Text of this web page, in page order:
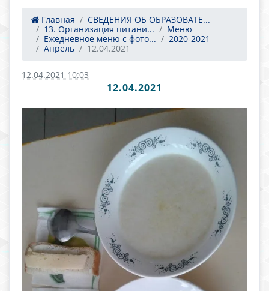
Главная
СВЕДЕНИЯ ОБ ОБРАЗОВАТЕ...
13. Организация питани...
Меню
Ежедневное меню с фото...
2020-2021
Апрель
12.04.2021
12.04.2021 10:03
12.04.2021